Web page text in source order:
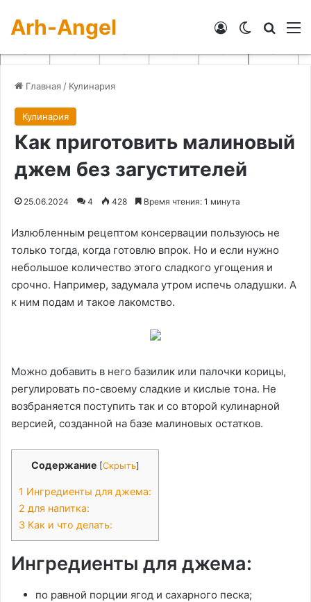
Arh-Angel Switch skin
Войти
Главная / Кулинария
Кулинария
Как приготовить малиновый
джем без загустителей
25.06.2024 4 428 Время чтения: 1 минута
Излюбленным рецептом консервации пользуюсь не
только тогда, когда готовлю впрок. Но и если нужно
небольшое количество этого сладкого угощения и
срочно. Например, задумала утром испечь оладушки. А
к ним подам и такое лакомство.
Можно добавить в него базилик или палочки корицы,
регулировать по-своему сладкие и кислые тона. Не
возбраняется поступить так и со второй кулинарной
версией, созданной на базе малиновых остатков.
Содержание [Скрыть]
1 Ингредиенты для джема:
2 для напитка:
3 Как и что делать:
Ингредиенты для джема:
по равной порции ягод и сахарного песка;